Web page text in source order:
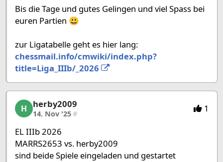
Bis die Tage und gutes Gelingen und viel Spass bei
euren Partien 😃
zur Ligatabelle geht es hier lang:
chessmail.info/cmwiki/index.php?
title=Liga_IIIb/_2026
herby2009, 15/53, 14. Nov '25
H herby2009
14. Nov '25# 1
EL IIIb 2026
MARRS2653 vs. herby2009
sind beide Spiele eingeladen und gestartet